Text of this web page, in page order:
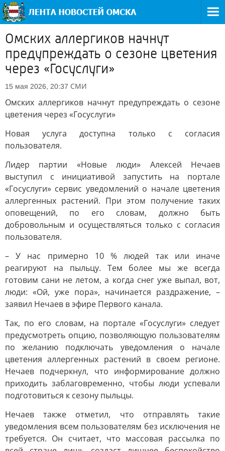
Омских аллергиков начнут
предупреждать о сезоне цветения
через «Госуслуги»
15 мая 2026, 20:37 СМИ
Омских аллергиков начнут предупреждать о сезоне
цветения через «Госуслуги»
Новая услуга доступна только с согласия
пользователя.
Лидер партии «Новые люди» Алексей Нечаев
выступил с инициативой запустить на портале
«Госуслуги» сервис уведомлений о начале цветения
аллергенных растений. При этом получение таких
оповещений, по его словам, должно быть
добровольным и осуществляться только с согласия
пользователя.
– У нас примерно 10 % людей так или иначе
реагируют на пыльцу. Тем более мы же всегда
готовим сани не летом, а когда снег уже выпал, вот,
люди: «Ой, уже пора», начинается раздражение, –
заявил Нечаев в эфире Первого канала.
Так, по его словам, на портале «Госуслуги» следует
предусмотреть опцию, позволяющую пользователям
по желанию подключать уведомления о начале
цветения аллергенных растений в своем регионе.
Нечаев подчеркнул, что информирование должно
приходить заблаговременно, чтобы люди успевали
подготовиться к сезону пыльцы.
Нечаев также отметил, что отправлять такие
уведомления всем пользователям без исключения не
требуется. Он считает, что массовая рассылка по